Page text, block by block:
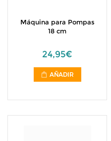
Máquina para Pompas
18 cm
24,95€
AÑADIR